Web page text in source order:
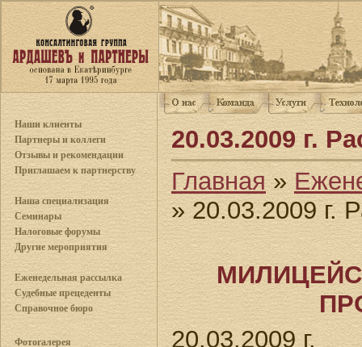
Наши клиенты
Партнеры и коллеги
Отзывы и рекомендации
Приглашаем к партнерству
Наша специализация
Семинары
Налоговые форумы
Другие мероприятия
Еженедельная рассылка
Судебные прецеденты
Справочное бюро
Фотогалерея
20.03.2009 г.
Главная»
» 20.03.2009 г.
20.03.2009 г.